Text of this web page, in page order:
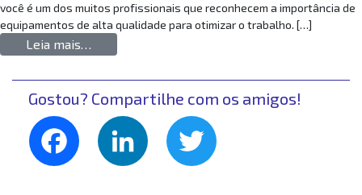
você é um dos muitos profissionais que reconhecem a importância de
equipamentos de alta qualidade para otimizar o trabalho. […]
Leia mais…
Gostou? Compartilhe com os amigos!
Facebook LinkedIn